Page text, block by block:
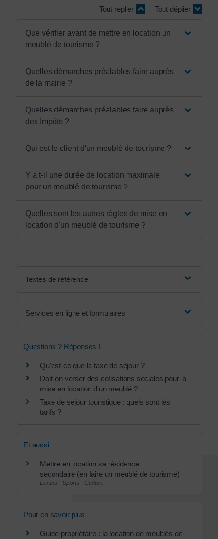
Tout replier Tout déplier
Que vérifier avant de mettre en location un
meublé de tourisme ?
Quelles démarches préalables faire auprès
de la mairie ?
Quelles démarches préalables faire auprès
des Impôts ?
Qui est le client d'un meublé de tourisme ?
Y a t-il une durée de location maximale
pour un meublé de tourisme ?
Quelles sont les autres règles de mise en
location d'un meublé de tourisme ?
Textes de référence
Services en ligne et formulaires
Questions ? Réponses !
Qu'est-ce que la taxe de séjour ?
Doit-on verser des cotisations sociales pour la
mise en location d'un meublé ?
Taxe de séjour touristique : quels sont les
tarifs ?
Et aussi
Mettre en location sa résidence
secondaire (en faire un meublé de tourisme)
Loisirs - Sports - Culture
Pour en savoir plus
Guide propriétaire : la location de meublés de